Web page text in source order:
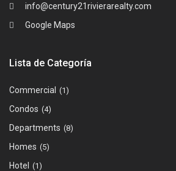
info@century21rivierarealty.com
Google Maps
Lista de Categoría
Commercial (1)
Condos (4)
Departments (8)
Homes (5)
Hotel (1)